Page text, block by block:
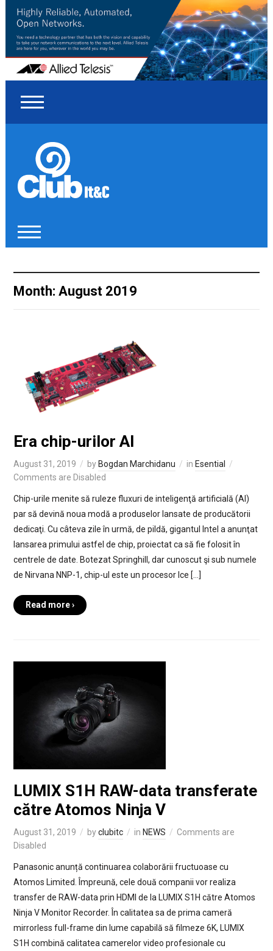
Month: August 2019
Era chip-urilor AI
August 31, 2019 by Bogdan Marchidanu in Esential
Comments are Disabled
Chip-urile menite să ruleze fluxuri de inteligenţă artificială (AI)
par să devină noua modă a produselor lansate de producătorii
dedicaţi. Cu câteva zile în urmă, de pildă, gigantul Intel a anunţat
lansarea primului astfel de chip, proiectat ca să fie folosit în
centrele de date. Botezat Springhill, dar cunoscut şi sub numele
de Nirvana NNP-1, chip-ul este un procesor Ice […]
Read more ›
LUMIX S1H RAW-data transferate
către Atomos Ninja V
August 31, 2019 byclubitc in NEWS
Comments are
Disabled
Panasonic anunță continuarea colaborării fructuoase cu
Atomos Limited. Împreună, cele două companii vor realiza
transfer de RAW-data prin HDMI de la LUMIX S1H către Atomos
Ninja V Monitor Recorder. În calitatea sa de prima cameră
mirrorless full-frame din lume capabilă să filmeze 6K, LUMIX
S1H combină calitatea camerelor video profesionale cu